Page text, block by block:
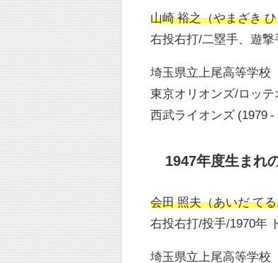
山崎 裕之（やまざき
右投右打/二塁手、遊
埼玉県立上尾高等学校
東京オリオンズ/ロッテ
西武ライオンズ (1979 -
1947年度生まれ
会田 照夫（あいだ て
右投右打/投手/1970年
埼玉県立上尾高等学校